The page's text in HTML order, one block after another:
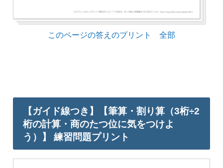
このページの答えのプリント 全部
【ガイド線つき】【筆算・割り算（3桁÷2
桁の計算・商のたつ位に気をつけよ
う）】 練習問題プリント